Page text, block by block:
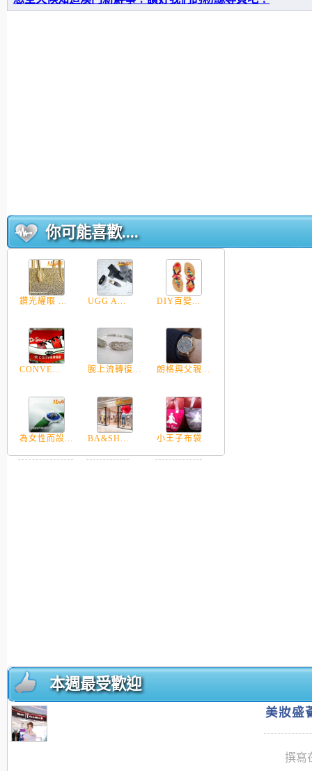
你可能喜歡....
鑽光耀眼 ... UGG A... DIY百變...
CONVE... 腕上流轉復... 朗格與父親...
為女性而設... BA&SH... 小王子布袋
本週最受歡迎
美妝盛
撰寫